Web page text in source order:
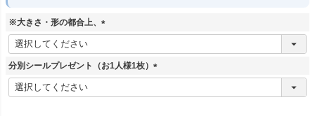
※大きさ・形の都合上、
(
須
)
分別シールプレゼント（お1人様1枚）
(